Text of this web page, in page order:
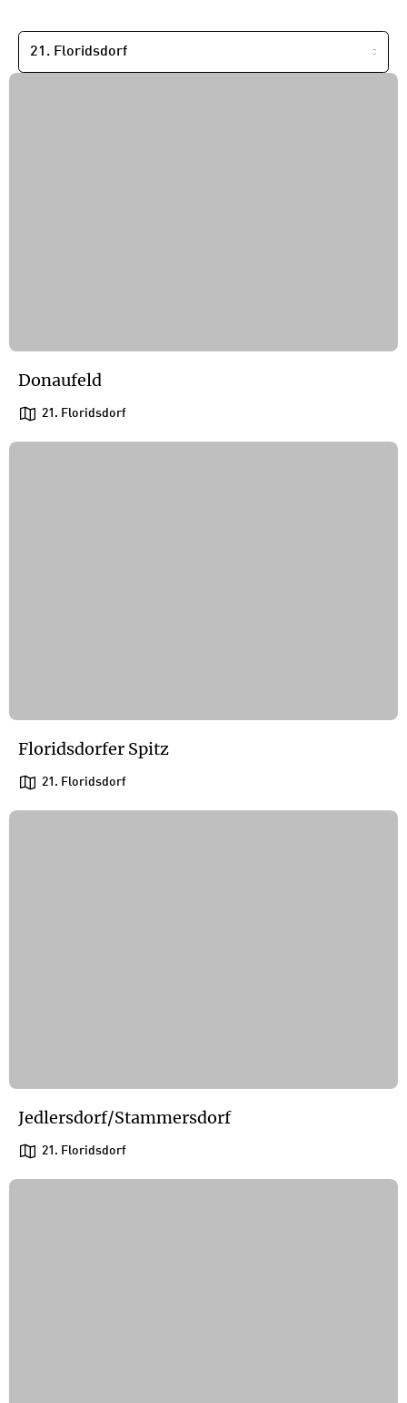
NACH
BEZIRK
FILTERN
Donaufeld
21. Floridsdorf
Floridsdorfer Spitz
21. Floridsdorf
Jedlersdorf/Stammersdorf
21. Floridsdorf